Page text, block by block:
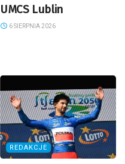
UMCS Lublin
6 SIERPNIA 2026
REDAKCJE